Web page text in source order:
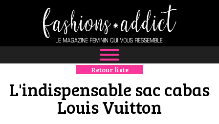
NEWS
MODE
Retour liste
L'indispensable sac cabas
Louis Vuitton